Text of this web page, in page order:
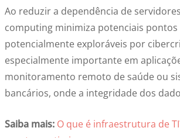
Ao reduzir a dependência de
computing minimiza potenciais pontos
potencialmente exploráveis por
especialmente importante em
monitoramento remoto de saúde ou
bancários, onde a integridade dos
Saiba mais: O que é infraestrutura de